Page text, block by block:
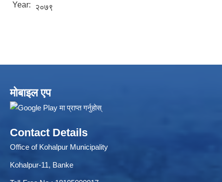
Year:
२०७९
मोबाइल एप
Contact Details
Office of Kohalpur Municipality
Kohalpur-11, Banke